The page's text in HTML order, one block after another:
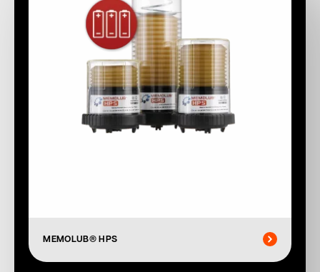
MEMOLUB® HPS